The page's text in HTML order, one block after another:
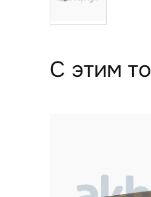
С этим